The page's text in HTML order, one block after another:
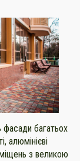
багатьох
алюмінієві
з великою